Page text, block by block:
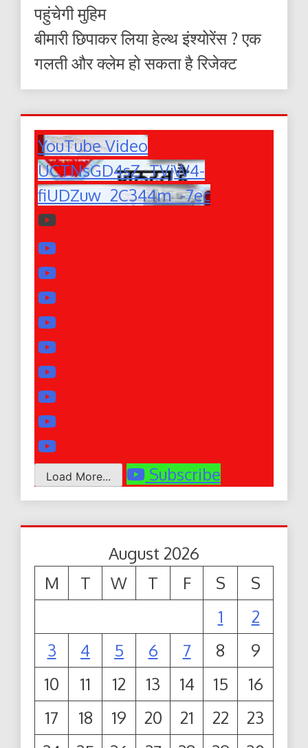
पहुंचेगी मुहिम
बीमारी छिपाकर लिया हेल्थ इंश्योरेंस ? एक
गलती और क्लेम हो सकता है रिजेक्ट
YouTube Video
UCTNsGD4sZ_TVjW4-
fiUDZuw_2C344m_-7ec
Load More... Subscribe
August 2026
M
T W T F S
S
1
2
3
4 5 6 7 8
9
10
11 12 13 14 15
16
17
18 19 20 21 22
23